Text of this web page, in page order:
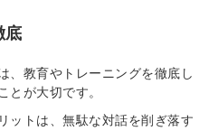
底
、教育やトレーニングを徹底し
とが大切です。
ットは、無駄な対話を削ぎ落す